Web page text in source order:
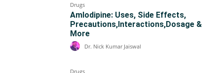
Drugs
Amlodipine: Uses, Side Effects,
Precautions,Interactions,Dosage &
More
Dr. Nick Kumar Jaiswal
Drugs